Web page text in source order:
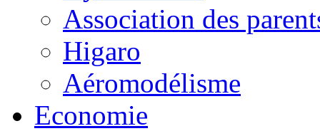
Association des
Higaro
Aéromodélisme
Economie